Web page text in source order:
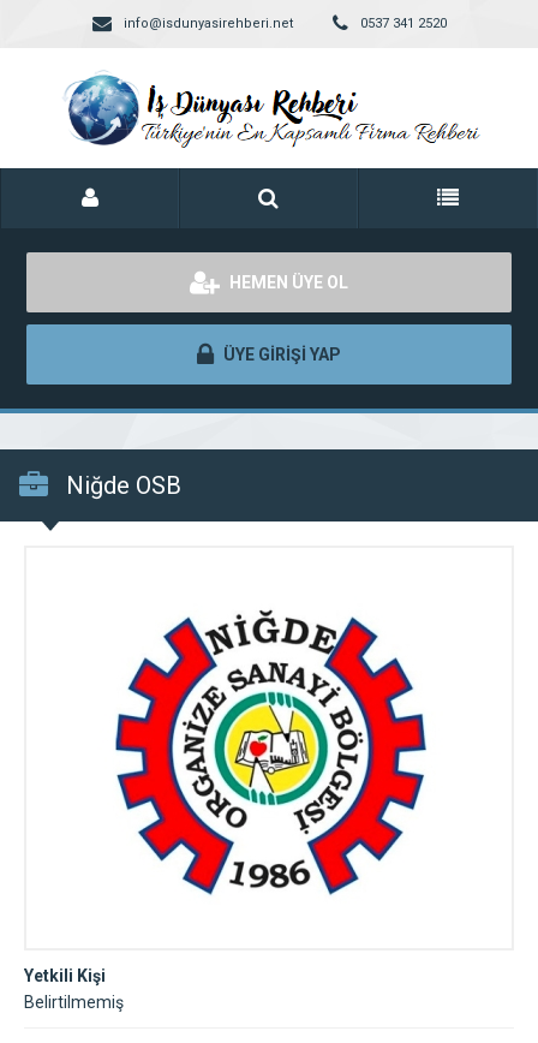
info@isdunyasirehberi.net 0537 341 2520
HEMEN ÜYE OL
ÜYE GİRİŞİ YAP
Niğde OSB
Yetkili Kişi
Belirtilmemiş